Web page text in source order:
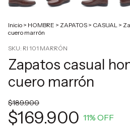
Inicio > HOMBRE > ZAPATOS > CASUAL >
cuero marrón
SKU: RI 101 MARRÓN
Zapatos casual
cuero marrón
$189.900
$169.900 11% OFF